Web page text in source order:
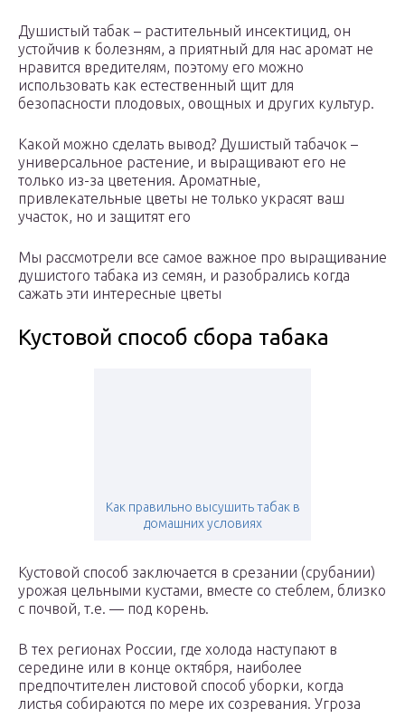
Душистый табак – растительный инсектицид, он
устойчив к болезням, а приятный для нас аромат не
нравится вредителям, поэтому его можно
использовать как естественный щит для
безопасности плодовых, овощных и других культур.
Какой можно сделать вывод? Душистый табачок –
универсальное растение, и выращивают его не
только из-за цветения. Ароматные,
привлекательные цветы не только украсят ваш
участок, но и защитят его
Мы рассмотрели все самое важное про выращивание
душистого табака из семян, и разобрались когда
сажать эти интересные цветы
Кустовой способ сбора табака
Как правильно высушить табак в
домашних условиях
Кустовой способ заключается в срезании (срубании)
урожая цельными кустами, вместе со стеблем, близко
с почвой, т.е. — под корень.
В тех регионах России, где холода наступают в
середине или в конце октября, наиболее
предпочтителен листовой способ уборки, когда
листья собираются по мере их созревания. Угроза